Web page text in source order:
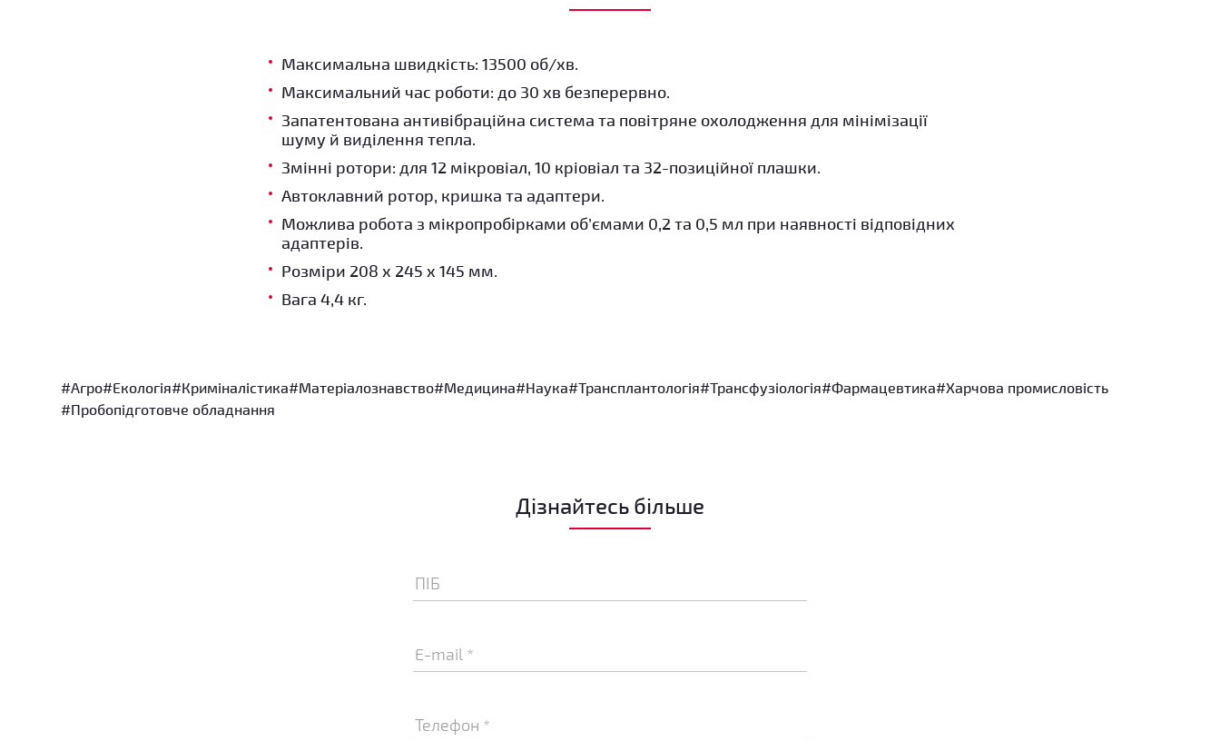
Максимальна швидкість: 13500 об/хв.
Максимальний час роботи: до 30 хв безперервно.
Запатентована антивібраційна система та повітряне охолодження для мінімізації
шуму й виділення тепла.
Змінні ротори: для 12 мікровіал, 10 кріовіал та 32-позиційної плашки.
Автоклавний ротор, кришка та адаптери.
Можлива робота з мікропробірками об’ємами 0,2 та 0,5 мл при наявності відповідних
адаптерів.
Розміри 208 x 245 x 145 мм.
Вага 4,4 кг.
#Агро#Екологія#Криміналістика#Матеріалознавство#Медицина#Наука#Трансплантологія#Трансфузіологія#Фармацевтика#Харчова промисловість
#Пробопідготовче обладнання
Дізнайтесь більше